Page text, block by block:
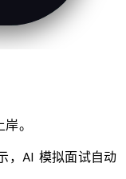
。
，AI 模拟面试自动